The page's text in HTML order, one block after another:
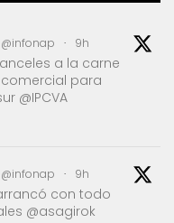
@infonap · 9h
a la carne
para
@IPCVA
@infonap · 9h
con todo
@asagirok